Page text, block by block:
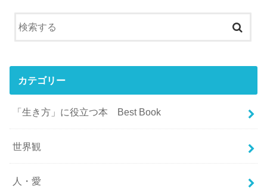
カテゴリー
「生き方」に役立つ本 Best Book
世界観
人・愛